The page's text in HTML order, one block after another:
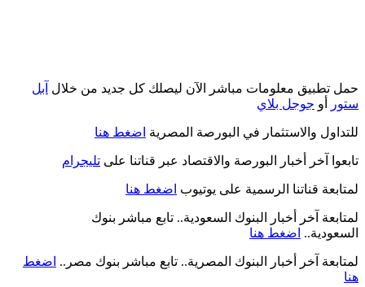
حمل تطبيق معلومات مباشر الآن ليصلك كل جديد من خلال آبل
ستور
أو جوجل بلاي
للتداول والاستثمار في البورصة المصرية اضغط هنا
تابعوا آخر أخبار البورصة والاقتصاد عبر قناتنا على تليجرام
لمتابعة قناتنا الرسمية على يوتيوب اضغط هنا
لمتابعة آخر أخبار البنوك السعودية.. تابع مباشر بنوك
السعودية.. اضغط هنا
لمتابعة آخر أخبار البنوك المصرية.. تابع مباشر بنوك مصر.. اضغط
هنا